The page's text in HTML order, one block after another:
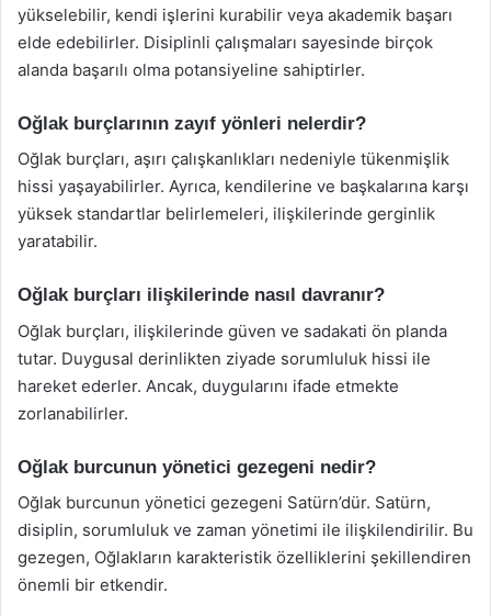
yükselebilir, kendi işlerini kurabilir veya akademik başarı
elde edebilirler. Disiplinli çalışmaları sayesinde birçok
alanda başarılı olma potansiyeline sahiptirler.
Oğlak burçlarının zayıf yönleri nelerdir?
Oğlak burçları, aşırı çalışkanlıkları nedeniyle tükenmişlik
hissi yaşayabilirler. Ayrıca, kendilerine ve başkalarına karşı
yüksek standartlar belirlemeleri, ilişkilerinde gerginlik
yaratabilir.
Oğlak burçları ilişkilerinde nasıl davranır?
Oğlak burçları, ilişkilerinde güven ve sadakati ön planda
tutar. Duygusal derinlikten ziyade sorumluluk hissi ile
hareket ederler. Ancak, duygularını ifade etmekte
zorlanabilirler.
Oğlak burcunun yönetici gezegeni nedir?
Oğlak burcunun yönetici gezegeni Satürn’dür. Satürn,
disiplin, sorumluluk ve zaman yönetimi ile ilişkilendirilir. Bu
gezegen, Oğlakların karakteristik özelliklerini şekillendiren
önemli bir etkendir.